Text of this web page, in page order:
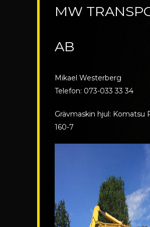
MW
AB
Mikael Westerberg
Telefon: 073-033 33 34
Grävmaskin hjul: Komatsu
160-7